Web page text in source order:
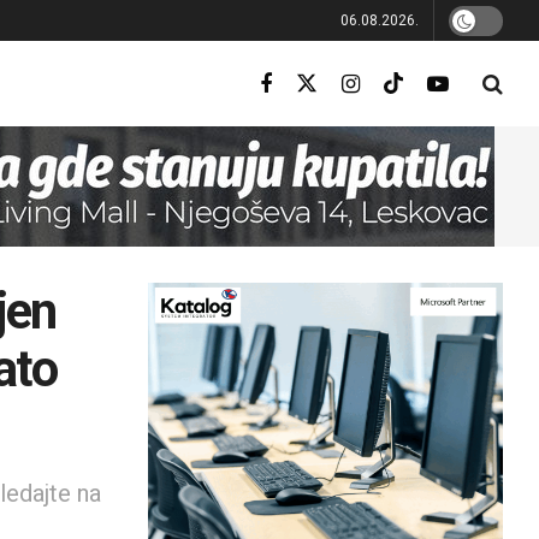
06.08.2026.
na